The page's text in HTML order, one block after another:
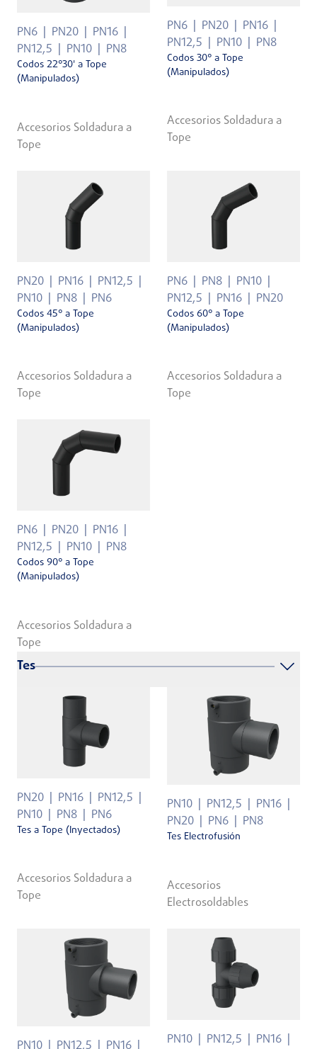
PN6 PN20
PN16
PN12,5
PN10 PN8
Codos 22°30' a Tope
(Manipulados)
Accesorios Soldadura a
Tope
PN6 PN20
PN16
PN12,5
PN10 PN8
Codos 30° a Tope
(Manipulados)
Accesorios Soldadura a
Tope
PN20 PN16
PN12,5
PN10
PN8 PN6
Codos 45° a Tope
(Manipulados)
Accesorios Soldadura a
Tope
PN6 PN8
PN10
PN12,5
PN16 PN20
Codos 60° a Tope
(Manipulados)
Accesorios Soldadura a
Tope
PN6 PN20
PN16
PN12,5
PN10 PN8
Codos 90° a Tope
(Manipulados)
Accesorios Soldadura a
Tope
Tes
PN20 PN16
PN12,5
PN10
PN8 PN6
Tes a Tope (Inyectados)
Accesorios Soldadura a
Tope
PN10 PN12,5
PN16
PN20
PN6 PN8
Tes Electrofusión
Accesorios
Electrosoldables
PN10 PN12,5
PN16